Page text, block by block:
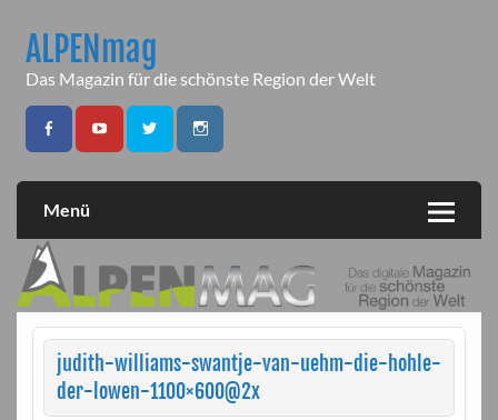
contentALPENmag
Das Magazin für die schönste Region der Welt
Menü
judith-williams-swantje-van-uehm-die-hohle-
der-lowen-1100×600@2x